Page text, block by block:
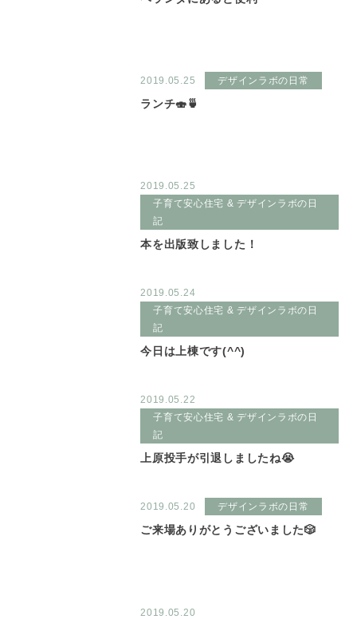
2019.05.25 デザインラボの日常
ランチ🍣🍵
2019.05.25
子育て安心住宅 & デザインラボの日
記
本を出版致しました！
2019.05.24
子育て安心住宅 & デザインラボの日
記
今日は上棟です(^^)
2019.05.22
子育て安心住宅 & デザインラボの日
記
上原投手が引退しましたね😭
2019.05.20 デザインラボの日常
ご来場ありがとうございました🎲
2019.05.20